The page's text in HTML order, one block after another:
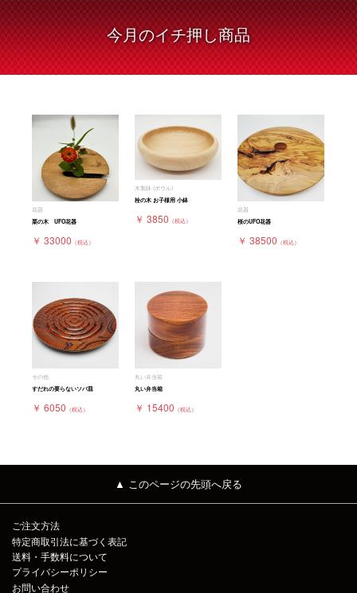
今月のイチ押し商品
花器
栗の木 UFO花器
￥ 33000 （税込）
木製鉢 (ボウル)
栓の木 お子様用 小鉢
￥ 3850 （税込）
花器
桜のUFO花器
￥ 38500 （税込）
その他
すだれの要らないソバ皿
￥ 6050 （税込）
丸い弁当箱
丸い弁当箱
￥ 15400 （税込）
▲ このページの先頭へ戻る
ご注文方法
特定商取引法に基づく表記
送料・手数料について
プライバシーポリシー
お問い合わせ